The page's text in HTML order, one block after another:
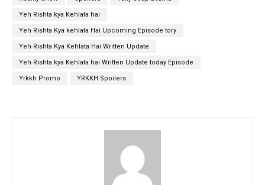
Yeh Rishta kya Kehlata hai
Yeh Rishta Kya kehlata Hai Upcoming Episode tory
Yeh Rishta Kya Kehlata Hai Written Update
Yeh Rishta kya Kehlata hai Written Update today Episode
Yrkkh Promo YRKKH Spoilers